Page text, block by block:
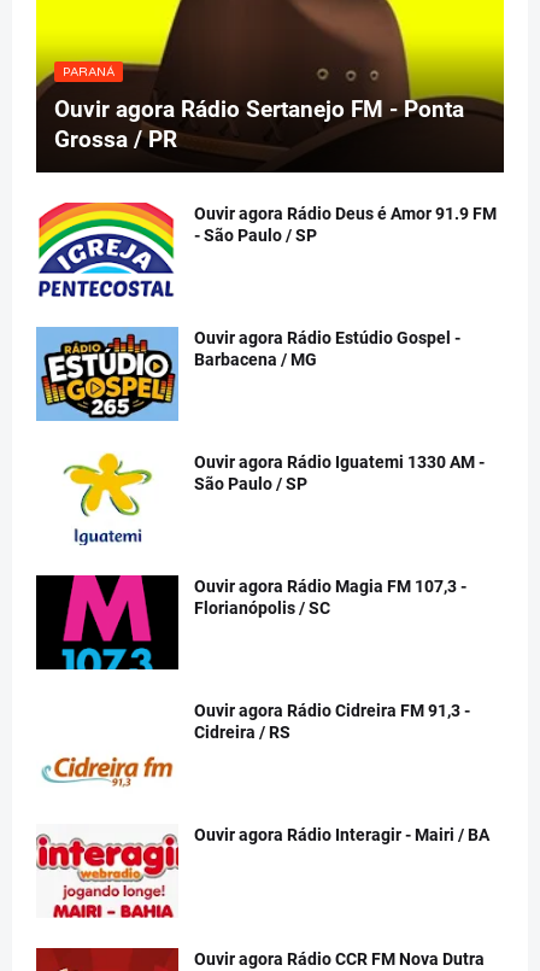
PARANÁ
Ouvir agora Rádio Sertanejo FM - Ponta
Grossa / PR
Ouvir agora Rádio Deus é Amor 91.9 FM
- São Paulo / SP
Ouvir agora Rádio Estúdio Gospel -
Barbacena / MG
Ouvir agora Rádio Iguatemi 1330 AM -
São Paulo / SP
Ouvir agora Rádio Magia FM 107,3 -
Florianópolis / SC
Ouvir agora Rádio Cidreira FM 91,3 -
Cidreira / RS
Ouvir agora Rádio Interagir - Mairi / BA
Ouvir agora Rádio CCR FM Nova Dutra